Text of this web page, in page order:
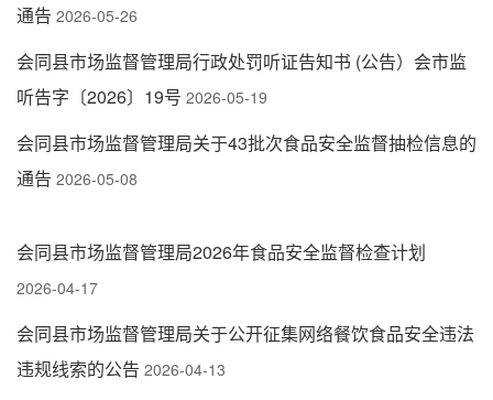
通告 2026-05-26
会同县市场监督管理局行政处罚听证告知书 (公告）会市监
听告字〔2026〕19号 2026-05-19
会同县市场监督管理局关于43批次食品安全监督抽检信息的
通告 2026-05-08
会同县市场监督管理局2026年食品安全监督检查计划
2026-04-17
会同县市场监督管理局关于公开征集网络餐饮食品安全违法
违规线索的公告 2026-04-13